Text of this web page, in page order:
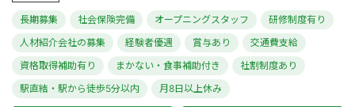
長期募集 社会保険完備 オープニングスタッフ
研修制度有り
人材紹介会社の募集
経験者優遇 賞与あり
交通費支給
資格取得補助有り
まかない・食事補助付き
社割制度あり
駅直結・駅から徒歩5分以内
月8日以上休み